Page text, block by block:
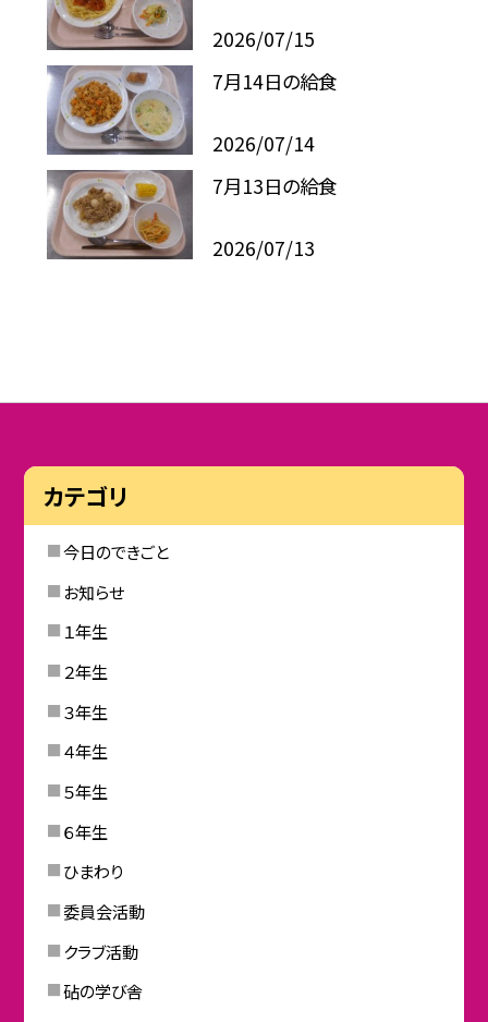
2026/07/15
7月14日の給食
2026/07/14
7月13日の給食
2026/07/13
カテゴリ
今日のできごと
お知らせ
１年生
２年生
３年生
４年生
５年生
６年生
ひまわり
委員会活動
クラブ活動
砧の学び舎